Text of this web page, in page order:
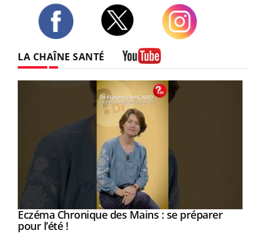
LA CHAÎNE SANTÉ
Youtube
Eczéma Chronique des Mains : se préparer
pour l’été !Youtube